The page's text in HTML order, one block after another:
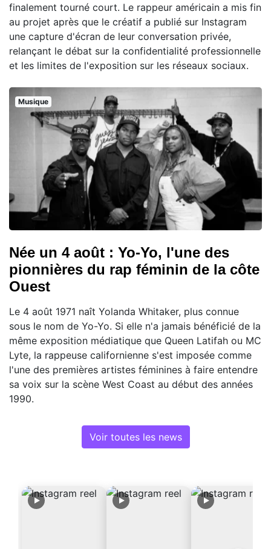
finalement tourné court. Le rappeur américain a mis fin
au projet après que le créatif a publié sur Instagram
une capture d'écran de leur conversation privée,
relançant le débat sur la confidentialité professionnelle
et les limites de l'exposition sur les réseaux sociaux.
Musique
Née un 4 août : Yo-Yo, l'une des
pionnières du rap féminin de la côte
Ouest
Le 4 août 1971 naît Yolanda Whitaker, plus connue
sous le nom de Yo-Yo. Si elle n'a jamais bénéficié de la
même exposition médiatique que Queen Latifah ou MC
Lyte, la rappeuse californienne s'est imposée comme
l'une des premières artistes féminines à faire entendre
sa voix sur la scène West Coast au début des années
1990.
Voir toutes les news